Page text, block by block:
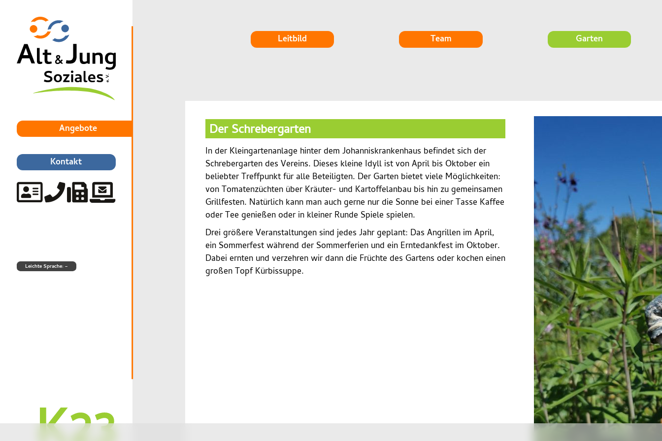
Angebote
Kontakt
Leichte Sprache: –
Leitbild Team Garten
Der Schrebergarten
In der Kleingartenanlage hinter dem Johanniskrankenhaus befindet sich der
Schrebergarten des Vereins. Dieses kleine Idyll ist von April bis Oktober ein
beliebter Treffpunkt für alle Beteiligten. Der Garten bietet viele Möglichkeiten:
von Tomatenzüchten über Kräuter- und Kartoffelanbau bis hin zu gemeinsamen
Grillfesten. Natürlich kann man auch gerne nur die Sonne bei einer Tasse Kaffee
oder Tee genießen oder in kleiner Runde Spiele spielen.
Drei größere Veranstaltungen sind jedes Jahr geplant: Das Angrillen im April,
ein Sommerfest während der Sommerferien und ein Erntedankfest im Oktober.
Dabei ernten und verzehren wir dann die Früchte des Gartens oder kochen einen
großen Topf Kürbissuppe.